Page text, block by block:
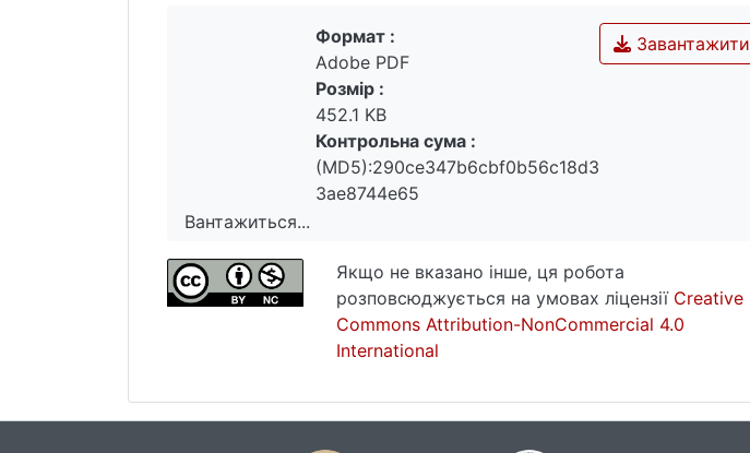
Вантажиться...
Вантажиться...
Завантажити
Формат :
Adobe PDF
Розмір :
452.1 KB
Контрольна сума :
(MD5):290ce347b6cbf0b56c18d3
3ae8744e65
Якщо не вказано інше, ця робота
розповсюджується на умовах ліцензії Creative
Commons Attribution-NonCommercial 4.0
International